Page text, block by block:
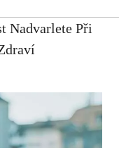
Nadvarlete Při